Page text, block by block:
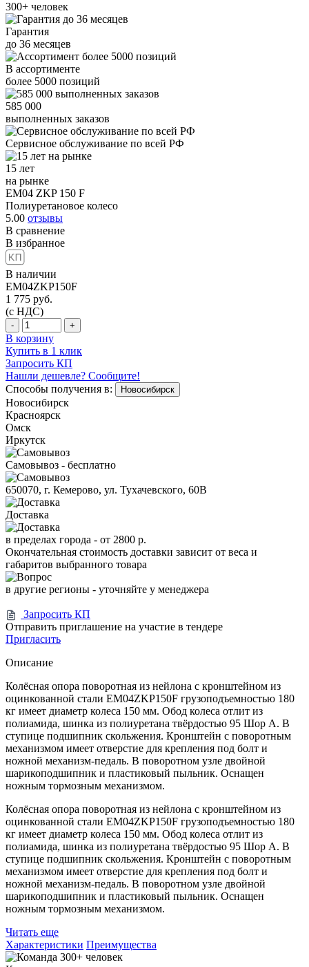
300+ человек
Гарантия
до 36 месяцев
В ассортименте
более 5000 позиций
585 000
выполненных заказов
Сервисное обслуживание по всей РФ
15 лет
на рынке
EM04 ZKP 150 F
Полиуретановое колесо
5.00 отзывы
В сравнение
В избранное
В наличии
EM04ZKP150F
1 775 руб.
(с НДС)
- +
В корзину
Купить в 1 клик
Запросить КП
Нашли дешевле? Сообщите!
Способы получения в:
Новосибирск
Новосибирск
Красноярск
Омск
Иркутск
Самовывоз - бесплатно
650070, г. Кемерово, ул. Тухачевского, 60В
Доставка
в пределах города - от 2800 р.
Окончательная стоимость доставки зависит от веса и
габаритов выбранного товара
в другие регионы - уточняйте у менеджера
Запросить КП
Отправить приглашение на участие в тендере
Пригласить
Описание
Колёсная опора поворотная из нейлона с кронштейном из
оцинкованной стали EM04ZKP150F грузоподъемностью 180
кг имеет диаметр колеса 150 мм. Обод колеса отлит из
полиамида, шинка из полиуретана твёрдостью 95 Шор А. В
ступице подшипник скольжения. Кронштейн с поворотным
механизмом имеет отверстие для крепления под болт и
ножной механизм-педаль. В поворотном узле двойной
шарикоподшипник и пластиковый пыльник. Оснащен
ножным тормозным механизмом.
Колёсная опора поворотная из нейлона с кронштейном из
оцинкованной стали EM04ZKP150F грузоподъемностью 180
кг имеет диаметр колеса 150 мм. Обод колеса отлит из
полиамида, шинка из полиуретана твёрдостью 95 Шор А. В
ступице подшипник скольжения. Кронштейн с поворотным
механизмом имеет отверстие для крепления под болт и
ножной механизм-педаль. В поворотном узле двойной
шарикоподшипник и пластиковый пыльник. Оснащен
ножным тормозным механизмом.
Читать еще
Характеристики Преимущества